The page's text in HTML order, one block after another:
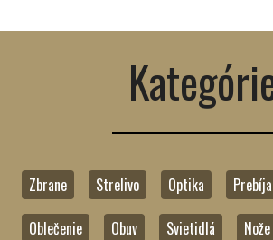
Zbrane Strelivo Optika
Oblečenie
Obuv Svietidlá Nože